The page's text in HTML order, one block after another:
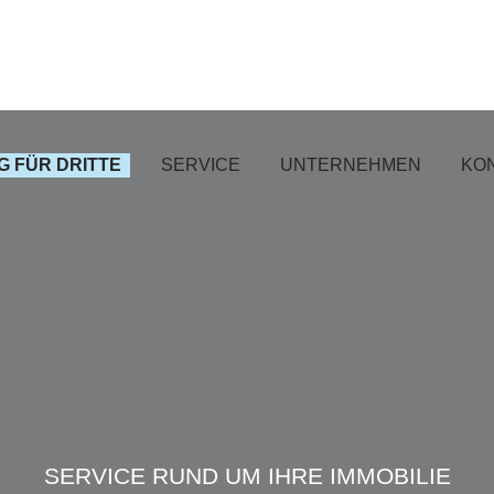
FÜR DRITTE SERVICE UNTERNEHMEN
SERVICE RUND UM IHRE IMMOBILIE